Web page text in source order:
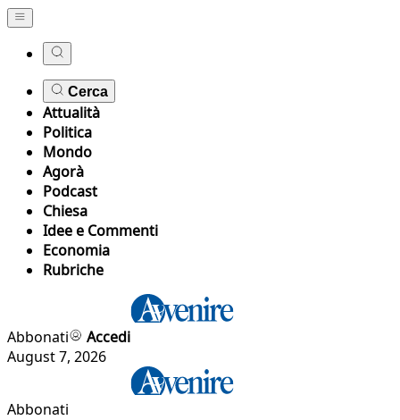
Cerca
Attualità
Politica
Mondo
Agorà
Podcast
Chiesa
Idee e Commenti
Economia
Rubriche
Abbonati
Accedi
August 7, 2026
Abbonati